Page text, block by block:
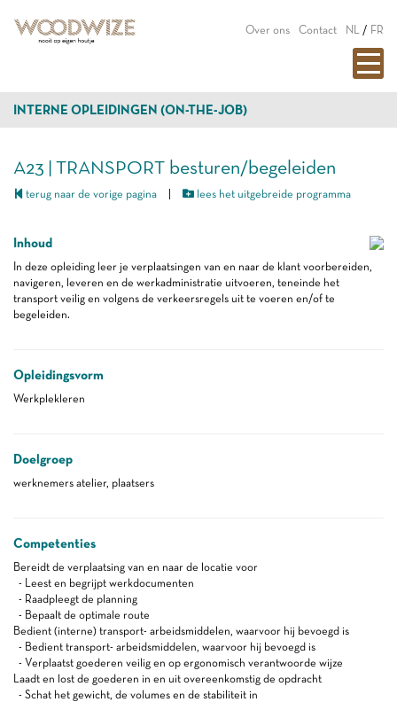
Over ons Contact NL / FR
INTERNE OPLEIDINGEN (ON-THE-JOB)
A23 | TRANSPORT besturen/begeleiden
terug naar de vorige pagina lees het uitgebreide programma
Inhoud
In deze opleiding leer je verplaatsingen van en naar de klant voorbereiden,
navigeren, leveren en de werkadministratie uitvoeren, teneinde het
transport veilig en volgens de verkeersregels uit te voeren en/of te
begeleiden.
Opleidingsvorm
Werkplekleren
Doelgroep
werknemers atelier, plaatsers
Competenties
Bereidt de verplaatsing van en naar de locatie voor
- Leest en begrijpt werkdocumenten
- Raadpleegt de planning
- Bepaalt de optimale route
Bedient (interne) transport- arbeidsmiddelen, waarvoor hij bevoegd is
- Bedient transport- arbeidsmiddelen, waarvoor hij bevoegd is
- Verplaatst goederen veilig en op ergonomisch verantwoorde wijze
Laadt en lost de goederen in en uit overeenkomstig de opdracht
- Schat het gewicht, de volumes en de stabiliteit in